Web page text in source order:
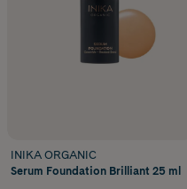
INIKA ORGANIC
Serum Foundation Brilliant 25 ml